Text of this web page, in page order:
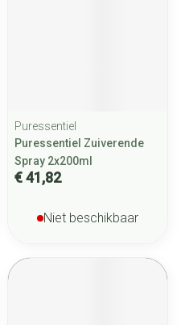
Puressentiel
Puressentiel Zuiverende
Spray 2x200ml
€ 41,82
Niet beschikbaar